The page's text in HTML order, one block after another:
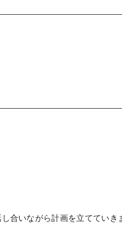
し合いながら計画を立ててい